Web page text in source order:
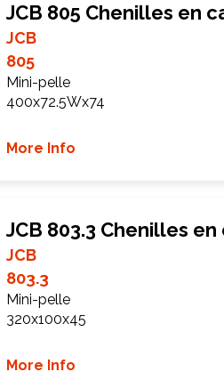
JCB 805 Chenilles en
JCB
805
Mini-pelle
400x72.5Wx74
More Info
JCB 803.3 Chenilles
JCB
803.3
Mini-pelle
320x100x45
More Info